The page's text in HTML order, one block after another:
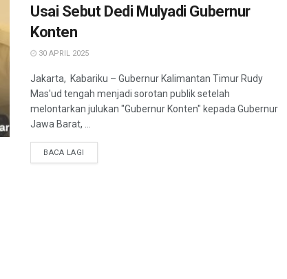
Usai Sebut Dedi Mulyadi Gubernur
Konten
30 APRIL 2025
Jakarta, Kabariku – Gubernur Kalimantan Timur Rudy
Mas'ud tengah menjadi sorotan publik setelah
melontarkan julukan "Gubernur Konten" kepada Gubernur
Jawa Barat, ...
BACA LAGI